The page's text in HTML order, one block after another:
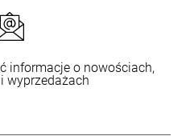
informacje o nowościach,
wyprzedażach